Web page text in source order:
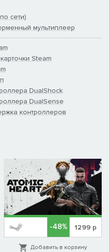
сети)
мультиплеер
Steam
DualShock
DualSense
контроллеров
-48% 1299 р
Добавить в корзину